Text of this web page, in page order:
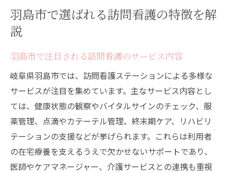
羽島市で選ばれる訪問看護の特徴を解
説
羽島市で注目される訪問看護のサービス内容
岐阜県羽島市では、訪問看護ステーションによる多様な
サービスが注目を集めています。主なサービス内容とし
ては、健康状態の観察やバイタルサインのチェック、服
薬管理、点滴やカテーテル管理、終末期ケア、リハビリ
テーションの支援などが挙げられます。これらは利用者
の在宅療養を支えるうえで欠かせないサポートであり、
医師やケアマネージャー、介護サービスとの連携も重視